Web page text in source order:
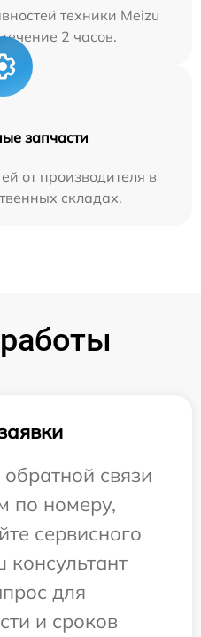
техники Meizu
2 часов.
запчасти
от производителя в
складах.
связи
по номеру,
сервисного
для
и сроков